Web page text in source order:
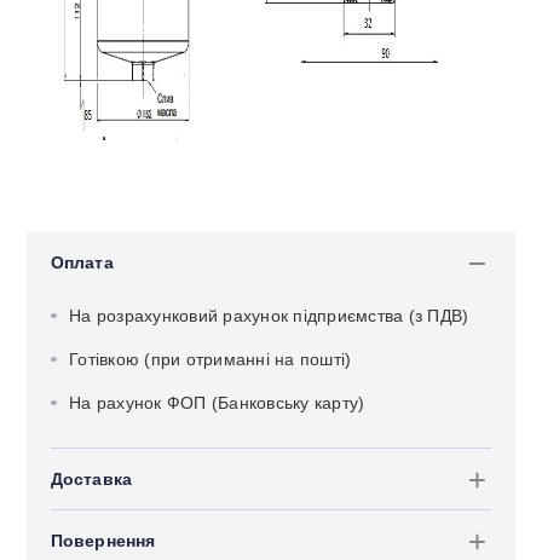
Оплата
На розрахунковий рахунок підприємства (з ПДВ)
Готівкою (при отриманні на пошті)
На рахунок ФОП (Банковську карту)
Доставка
Повернення